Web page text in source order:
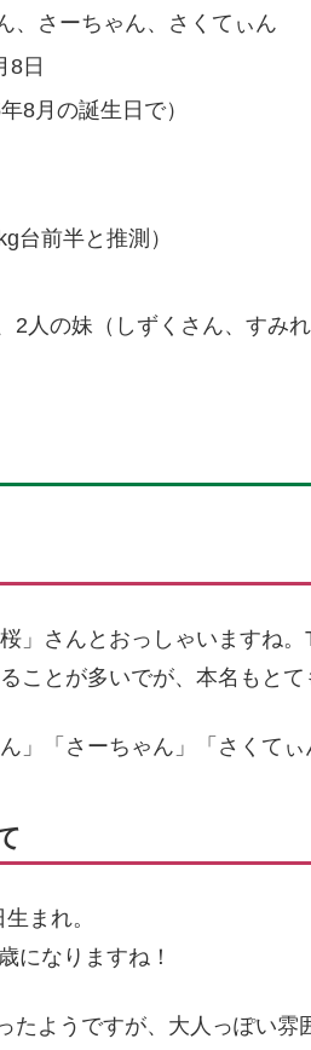
、さーちゃん、さくてぃん
8日
8月の誕生日で）
台前半と推測）
2人の妹（しずくさん、すみ
」さんとおっしゃいますね。
ことが多いでが、本名もとて
」「さーちゃん」「さくて
まれ。
になりますね！
たようですが、大人っぽい